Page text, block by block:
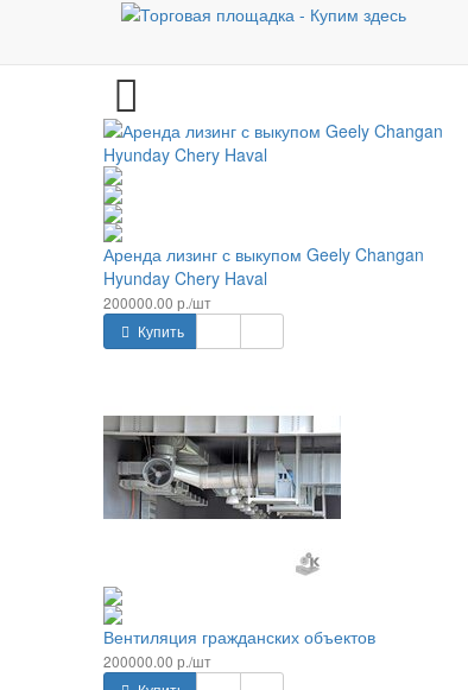
Аренда лизинг с выкупом Geely Changan
Hyunday Chery Haval
200000.00 р./шт
Купить
Вентиляция гражданских объектов
200000.00 р./шт